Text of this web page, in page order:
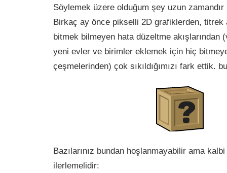
Söylemek üzere olduğum şey uzun
Birkaç ay önce pikselli 2D grafiklerden, titrek
bitmek bilmeyen hata düzeltme akışlarından
yeni evler ve birimler eklemek için hiç
çeşmelerinden) çok sıkıldığımızı fark ettik.
Bazılarınız bundan hoşlanmayabilir ama
ilerlemelidir: